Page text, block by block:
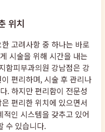
위치
고려사항 중 하나는 바로
시술을 위해 시간을 내는
함피부과의원 강남점은 강
편리하며, 시술 후 관리나
. 하지만 편리함이 전문성
편리한 위치에 있으면서
인 시스템을 갖추고 있어
수 있습니다.